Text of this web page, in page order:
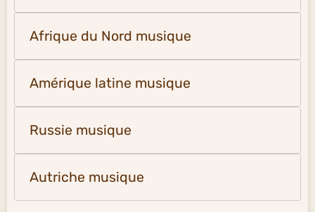
Afrique du Nord musique
Amérique latine musique
Russie musique
Autriche musique